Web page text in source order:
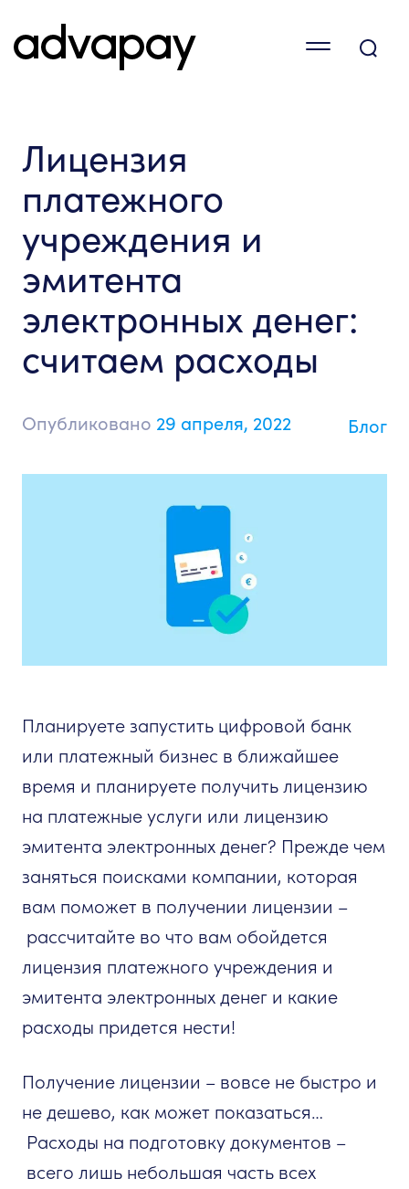
Лицензия
платежного
учреждения и
эмитента
электронных денег:
считаем расходы
Опубликовано 29 апреля, 2022 Блог
Планируете запустить цифровой банк
или платежный бизнес в ближайшее
время и планируете получить лицензию
на платежные услуги или лицензию
эмитента электронных денег? Прежде чем
заняться поисками компании, которая
вам поможет в получении лицензии –
рассчитайте во что вам обойдется
лицензия платежного учреждения и
эмитента электронных денег и какие
расходы придется нести!
Получение лицензии – вовсе не быстро и
не дешево, как может показаться…
Расходы на подготовку документов –
всего лишь небольшая часть всех